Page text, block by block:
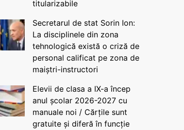
titularizabile
Secretarul de stat Sorin Ion:
La disciplinele din zona
tehnologică există o criză de
personal calificat pe zona de
maiștri-instructori
Elevii de clasa a IX-a încep
anul școlar 2026-2027 cu
manuale noi / Cărțile sunt
gratuite și diferă în funcție